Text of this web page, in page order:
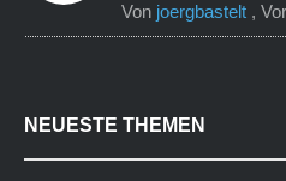
Von joergbastelt ,
NEUESTE THEMEN